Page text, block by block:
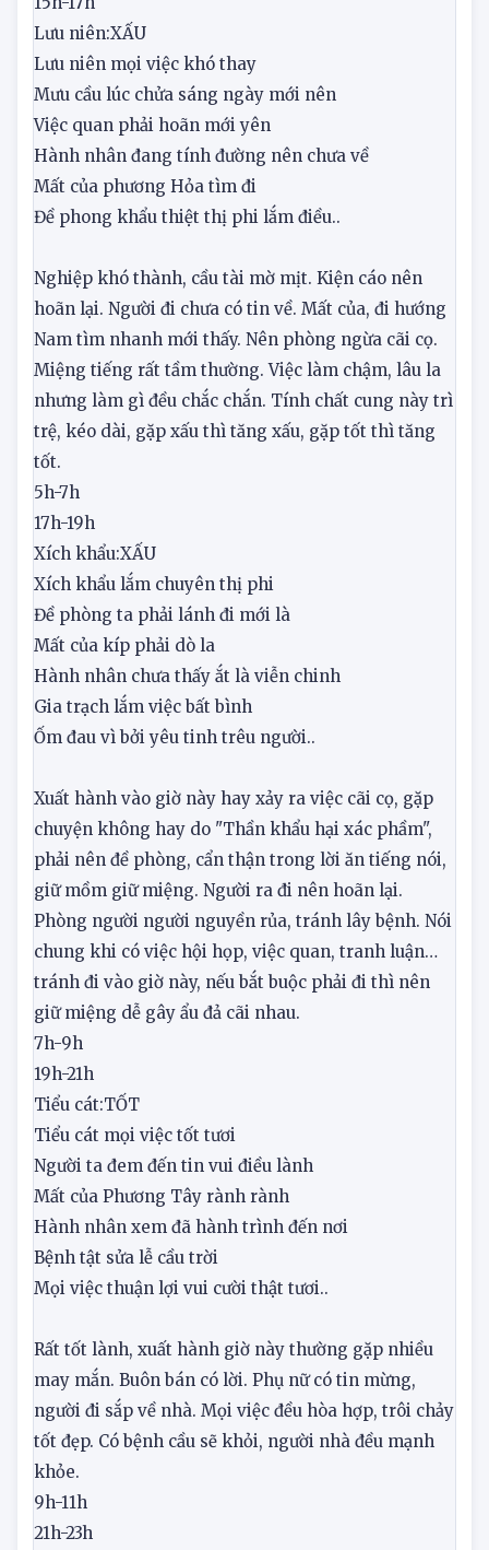
XẤU
Lưu niên mọi việc khó thay
Mưu cầu lúc chửa sáng ngày mới nên
Việc quan phải hoãn mới yên
Hành nhân đang tính đường nên chưa về
Mất của phương Hỏa tìm đi
Nghiệp khó thành, cầu tài mờ mịt. Kiện cáo nên
hoãn lại. Người đi chưa có tin về. Mất của, đi hướng
Nam tìm nhanh mới thấy. Nên phòng ngừa cãi cọ.
Miệng tiếng rất tầm thường. Việc làm chậm, lâu la
nhưng làm gì đều chắc chắn. Tính chất cung này trì
Xích khẩu lắm chuyên thị phi
Đề phòng ta phải lánh đi mới là
Mất của kíp phải dò la
Hành nhân chưa thấy ắt là viễn chinh
Gia trạch lắm việc bất bình
Xuất hành vào giờ này hay xảy ra việc cãi cọ, gặp
chuyện không hay do "Thần khẩu hại xác phầm",
phải nên đề phòng, cẩn thận trong lời ăn tiếng nói,
giữ mồm giữ miệng. Người ra đi nên hoãn lại.
Phòng người người nguyền rủa, tránh lây bệnh. Nói
chung khi có việc hội họp, việc quan, tranh luận…
tránh đi vào giờ này, nếu bắt buộc phải đi thì nên
7h-9h
19h-21h
TỐT
Tiểu cát mọi việc tốt tươi
Người ta đem đến tin vui điều lành
Mất của Phương Tây rành rành
Hành nhân xem đã hành trình đến nơi
Bệnh tật sửa lễ cầu trời
Rất tốt lành, xuất hành giờ này thường gặp nhiều
may mắn. Buôn bán có lời. Phụ nữ có tin mừng,
người đi sắp về nhà. Mọi việc đều hòa hợp, trôi chảy